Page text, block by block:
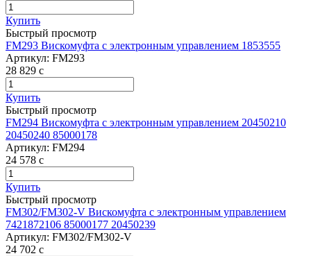
Купить
Быстрый просмотр
FM293 Вискомуфта с электронным управлением 1853555
Артикул: FM293
28 829 c
Купить
Быстрый просмотр
FM294 Вискомуфта с электронным управлением 20450210
20450240 85000178
Артикул: FM294
24 578 c
Купить
Быстрый просмотр
FM302/FM302-V Вискомуфта с электронным управлением
7421872106 85000177 20450239
Артикул: FM302/FM302-V
24 702 c